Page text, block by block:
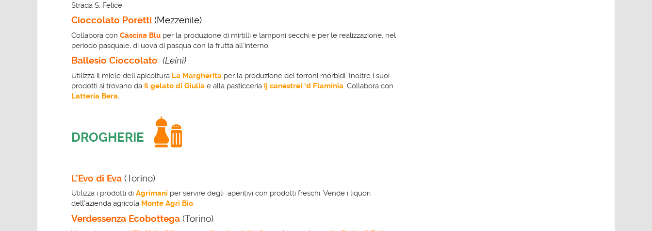
Strada S. Felice.
Cioccolato Poretti (Mezzenile)
Collabora con Cascina Blu per la produzione di mirtilli e lamponi secchi e per le realizzazione, nel
periodo pasquale, di uova di pasqua con la frutta all’interno.
Ballesio Cioccolato (Leinì)
Utilizza il miele dell’apicoltura La Margherita per la produzione dei torroni morbidi. Inoltre i suoi
prodotti si trovano da Il gelato di Giulia e alla pasticceria Ij canestrei ‘d Flaminia. Collabora con
Latteria Bera.
DROGHERIE
L’Evo di Eva (Torino)
Utilizza i prodotti di Agrimani per servire degli aperitivi con prodotti freschi. Vende i liquori
dell’azienda agricola Monte Agri Bio.
Verdessenza Ecobottega (Torino)